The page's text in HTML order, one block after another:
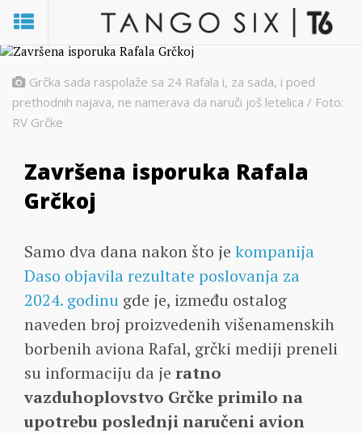
Grčka sada raspolaže sa 24 Rafala i, za sada, i poed
prethodnih najava, ne namerava da naruči još letelica / Foto:
RV Grčke
Završena isporuka Rafala
Grčkoj
Samo dva dana nakon što je kompanija
Daso objavila rezultate poslovanja za
2024. godinu gde je, između ostalog
naveden broj proizvedenih višenamenskih
borbenih aviona Rafal, grčki mediji preneli
su informaciju da je ratno
vazduhoplovstvo Grčke primilo na
upotrebu poslednji naručeni avion